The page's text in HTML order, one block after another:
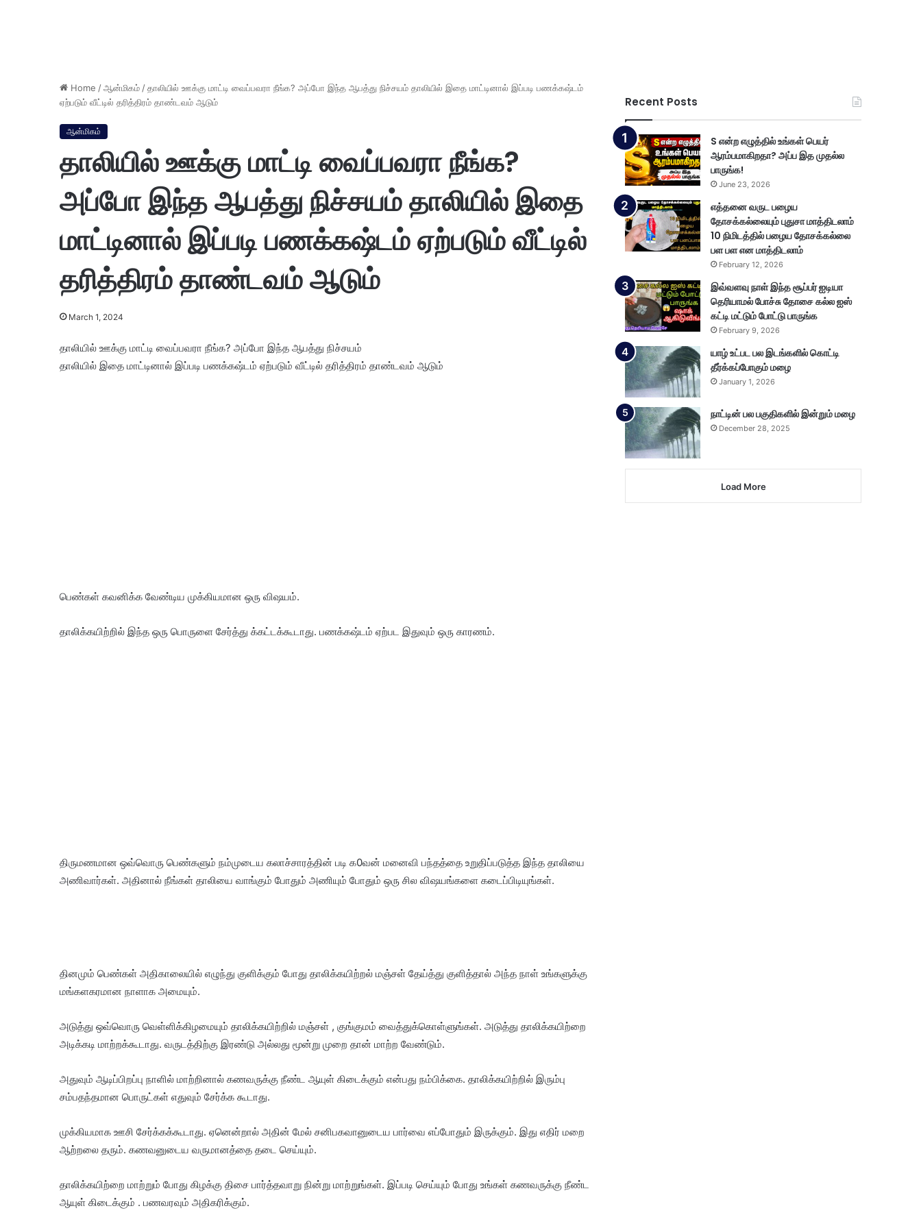
Home /ஆன்மிகம் /தாலியில் ஊக்கு மாட்டி வைப்பவரா நீங்க? அப்போ இந்த ஆபத்து நிச்சயம் தாலியில் இதை மாட்டினால் இப்படி பணக்கஷ்டம்
ஏற்படும் வீட்டில் தரித்திரம் தாண்டவம் ஆடும்
ஆன்மிகம்
தாலியில் ஊக்கு மாட்டி வைப்பவரா நீங்க?
அப்போ இந்த ஆபத்து நிச்சயம் தாலியில் இதை
மாட்டினால் இப்படி பணக்கஷ்டம் ஏற்படும் வீட்டில்
தரித்திரம் தாண்டவம் ஆடும்
March 1, 2024
தாலியில் ஊக்கு மாட்டி வைப்பவரா நீங்க? அப்போ இந்த ஆபத்து நிச்சயம்
தாலியில் இதை மாட்டினால் இப்படி பணக்கஷ்டம் ஏற்படும் வீட்டில் தரித்திரம் தாண்டவம் ஆடும்
பெண்கள் கவனிக்க வேண்டிய முக்கியமான ஒரு விஷயம்.
தாலிக்கயிற்றில் இந்த ஒரு பொருளை சேர்த்து க்கட்டக்கூடாது. பணக்கஷ்டம் ஏற்பட இதுவும் ஒரு காரணம்.
திருமணமான ஒவ்வொரு பெண்களும் நம்முடைய கலாச்சாரத்தின் படி க0வன் மனைவி பந்தத்தை உறுதிப்படுத்த இந்த தாலியை
அணிவார்கள். அதினால் நீங்கள் தாலியை வாங்கும் போதும் அணியும் போதும் ஒரு சில விஷயங்களை கடைப்பிடியுங்கள்.
தினமும் பெண்கள் அதிகாலையில் எழுந்து குளிக்கும் போது தாலிக்கயிற்றல் மஞ்சள் தேய்த்து குளித்தால் அந்த நாள் உங்களுக்கு
மங்களகரமான நாளாக அமையும்.
அடுத்து ஒவ்வொரு வெள்ளிக்கிழமையும் தாலிக்கயிற்றில் மஞ்சள் , குங்குமம் வைத்துக்கொள்ளுங்கள். அடுத்து தாலிக்கயிற்றை
அடிக்கடி மாற்றக்கூடாது. வருடத்திற்கு இரண்டு அல்லது மூன்று முறை தான் மாற்ற வேண்டும்.
அதுவும் ஆடிப்பிறப்பு நாளில் மாற்றினால் கணவருக்கு நீண்ட ஆயுள் கிடைக்கும் என்பது நம்பிக்கை. தாலிக்கயிற்றில் இரும்பு
சம்பதந்தமான பொருட்கள் எதுவும் சேர்க்க கூடாது.
முக்கியமாக ஊசி சேர்க்கக்கூடாது. ஏனென்றால் அதின் மேல் சனிபகவானுடைய பார்வை எப்போதும் இருக்கும். இது எதிர் மறை
ஆற்றலை தரும். கணவனுடைய வருமானத்தை தடை செய்யும்.
தாலிக்கயிற்றை மாற்றும் போது கிழக்கு திசை பார்த்தவாறு நின்று மாற்றுங்கள். இப்படி செய்யும் போது உங்கள் கணவருக்கு நீண்ட
ஆயுள் கிடைக்கும் . பணவரவும் அதிகரிக்கும்.
Recent Posts
S என்ற எழுத்தில் உங்கள் பெயர்
ஆரம்பமாகிறதா? அப்ப இத முதல்ல
பாருங்க!
June 23, 2026
எத்தனை வருட பழைய
தோசக்கல்லையும் புதுசா மாத்திடலாம்
10 நிமிடத்தில் பழைய தோசக்கல்லை
பள பள என மாத்திடலாம்
February 12, 2026
இவ்வளவு நாள் இந்த சூப்பர் ஐடியா
தெரியாமல் போச்சு தோசை கல்ல ஐஸ்
கட்டி மட்டும் போட்டு பாருங்க
February 9, 2026
யாழ் உட்பட பல இடங்களில் கொட்டி
தீர்க்கப்போகும் மழை
January 1, 2026
நாட்டின் பல பகுதிகளில் இன்றும் மழை
December 28, 2025
Load More